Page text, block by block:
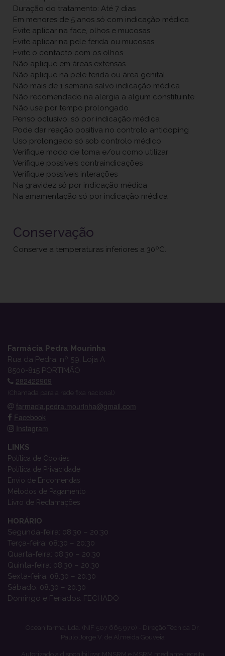
Duração do tratamento: Até 7 dias
Em menores de 5 anos só com indicação médica
Evite aplicar na face, olhos e mucosas
Evite aplicar na pele ferida ou mucosas
Evite o contacto com os olhos
Não aplique em áreas extensas
Não aplique na pele ferida ou área genital
Não mais de 1 semana salvo indicação médica
Não recomendado na alergia a algum constituinte
Não use por tempo prolongado
Penso oclusivo, só por indicação médica
Pode dar reação positiva no controlo antidoping
Uso prolongado só sob controlo médico
Verifique modo de toma e/ou como utilizar
Verifique possíveis contraindicações
Verifique possíveis interações
Na gravidez só por indicação médica
Na amamentação só por indicação médica
Conservação
Conserve a temperaturas inferiores a 30ºC.
Farmácia Pedra Mourinha
Rua da Pedra, nº 59, Loja A
8500-815 PORTIMÃO
282422909
(Chamada para a rede fixa nacional)
farmacia.pedra.mourinha@gmail.com
Facebook
Instagram
LINKS
Política de Cookies
Política de Privacidade
Envio de Encomendas
Métodos de Pagamento
Livro de Reclamações
HORÁRIO
Segunda-feira: 08:30 – 20:30
Terça-feira: 08:30 – 20:30
Quarta-feira: 08:30 – 20:30
Quinta-feira: 08:30 – 20:30
Sexta-feira: 08:30 – 20:30
Sábado: 08:30 – 20:30
Domingo e Feriados: FECHADO
Oceanifarma, Lda. (NIF 507 665 970) - Direção Técnica Dr.
Paulo Jorge V. de Almeida Gouveia
Autorizado a disponibilizar MNSRM e MSRM mediante receita